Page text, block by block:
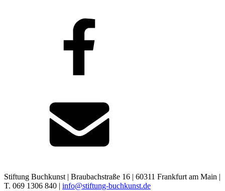
Stiftung Buchkunst | Braubachstraße 16 | 60311 Frankfurt am Main |
T. 069 1306 840 | info@stiftung-buchkunst.de